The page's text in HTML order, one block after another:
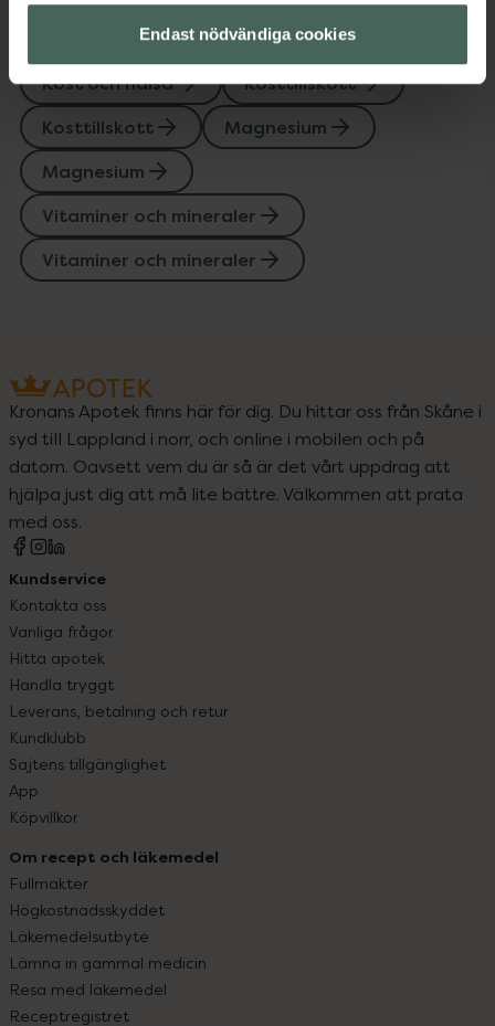
Endast nödvändiga cookies
Upptäck flera produkter inom
Kost och hälsa
Kosttillskott
Kosttillskott
Magnesium
Magnesium
Vitaminer och mineraler
Vitaminer och mineraler
Kronans Apotek finns här för dig. Du hittar oss från Skåne i
syd till Lappland i norr, och online i mobilen och på
datorn. Oavsett vem du är så är det vårt uppdrag att
hjälpa just dig att må lite bättre. Välkommen att prata
med oss.
Kundservice
Kontakta oss
Vanliga frågor
Hitta apotek
Handla tryggt
Leverans, betalning och retur
Kundklubb
Sajtens tillgänglighet
App
Köpvillkor
Om recept och läkemedel
Fullmakter
Högkostnadsskyddet
Läkemedelsutbyte
Lämna in gammal medicin
Resa med läkemedel
Receptregistret